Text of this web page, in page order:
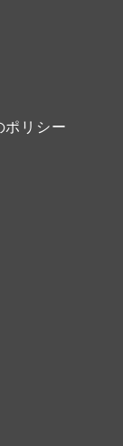
ポリシー